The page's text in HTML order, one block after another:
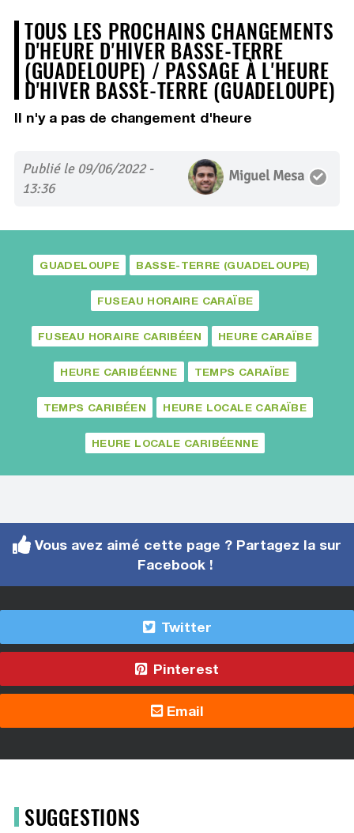
TOUS LES PROCHAINS CHANGEMENTS
D'HEURE D'HIVER BASSE-TERRE
(GUADELOUPE) / PASSAGE À L'HEURE
D'HIVER BASSE-TERRE (GUADELOUPE)
Il n'y a pas de changement d'heure
Publié le 09/06/2022 -
13:36
Miguel Mesa
GUADELOUPE BASSE-TERRE (GUADELOUPE)
FUSEAU HORAIRE CARAÏBE
FUSEAU HORAIRE CARIBÉEN HEURE CARAÏBE
HEURE CARIBÉENNE TEMPS CARAÏBE
TEMPS CARIBÉEN HEURE LOCALE CARAÏBE
HEURE LOCALE CARIBÉENNE
Vous avez aimé cette page ? Partagez la sur
Facebook !
Twitter
Pinterest
Email
SUGGESTIONS